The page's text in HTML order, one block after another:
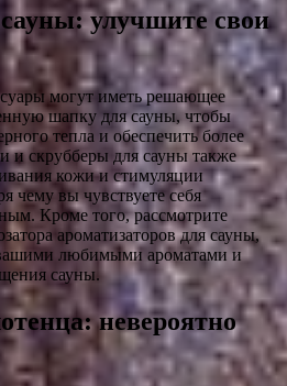
улучшите свои
могут иметь решающее
шапку для сауны, чтобы
тепла и обеспечить более
скрубберы для сауны также
кожи и стимуляции
чему вы чувствуете себя
Кроме того, рассмотрите
ароматизаторов для сауны,
любимыми ароматами и
сауны.
невероятно